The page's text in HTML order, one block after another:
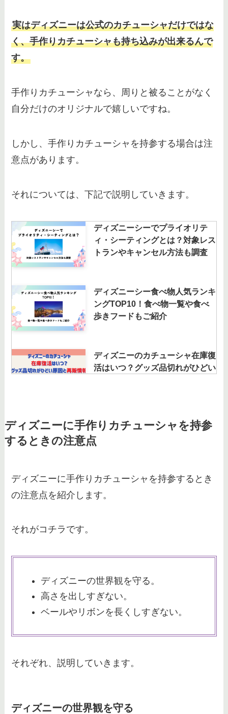
実はディズニーは公式のカチューシャだけではな
く、手作りカチューシャも持ち込みが出来るんで
す。
手作りカチューシャなら、周りと被ることがなく
自分だけのオリジナルで嬉しいですね。
しかし、手作りカチューシャを持参する場合は注
意点があります。
それについては、下記で説明していきます。
ディズニーシーでプライオリテ
ィ・シーティングとは？対象レス
トランやキャンセル方法も調査
ディズニーシー食べ物人気ランキ
ングTOP10！食べ物一覧や食べ
歩きフードもご紹介
ディズニーのカチューシャ在庫復
活はいつ？グッズ品切れがひどい
ディズニーシーのバースデーケー
キはどこで購入できる？予約につ
いても確認！
ディズニーのぬいぐるみバッジ｜
買取店のおすすめは？相場や持ち
て本当？グッズ・キャストや見ど
セカンドストリートのダッフィー
ズ買取のすすめ
ディズニーに手作りカチューシャを持参
するときの注意点
ディズニーに手作りカチューシャを持参するとき
の注意点を紹介します。
それがコチラです。
ディズニーの世界観を守る。
高さを出しすぎない。
ベールやリボンを長くしすぎない。
それぞれ、説明していきます。
ディズニーの世界観を守る